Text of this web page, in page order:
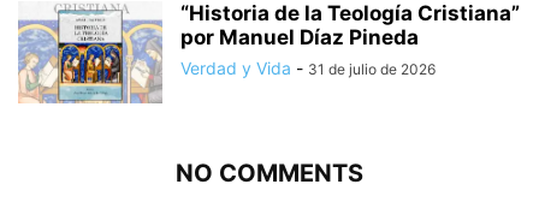
“Historia de la Teología Cristiana”
por Manuel Díaz Pineda
Verdad y Vida - 31 de julio de 2026
NO COMMENTS